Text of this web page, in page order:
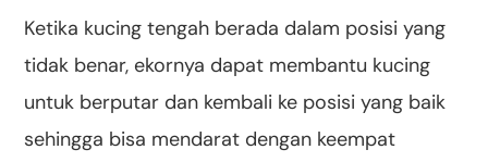
Ketika kucing tengah berada dalam posisi yang
tidak benar, ekornya dapat membantu kucing
untuk berputar dan kembali ke posisi yang baik
sehingga bisa mendarat dengan keempat